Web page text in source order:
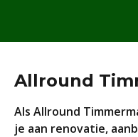
Allround
Als Allround
je aan renovatie,